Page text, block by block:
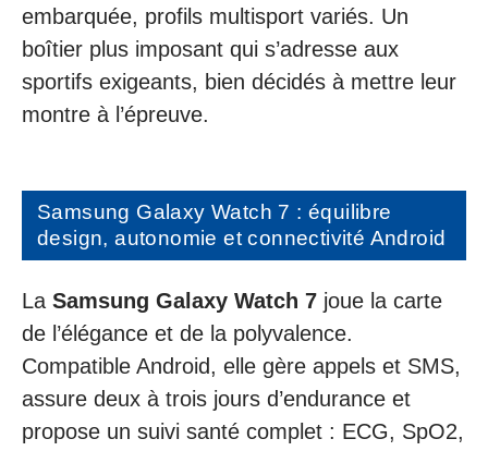
embarquée, profils multisport variés. Un
boîtier plus imposant qui s’adresse aux
sportifs exigeants, bien décidés à mettre leur
montre à l’épreuve.
Samsung Galaxy Watch 7 : équilibre
design, autonomie et connectivité Android
La Samsung Galaxy Watch 7 joue la carte
de l’élégance et de la polyvalence.
Compatible Android, elle gère appels et SMS,
assure deux à trois jours d’endurance et
propose un suivi santé complet : ECG, SpO2,